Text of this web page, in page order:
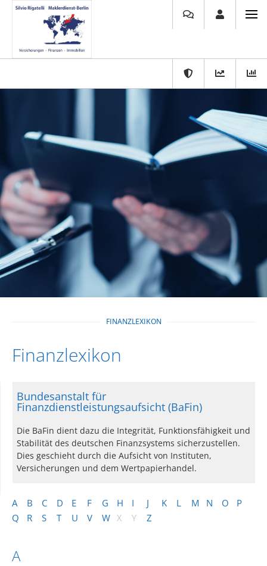
FINANZLEXIKON
Finanzlexikon
A B C D E F G H I J K L M N O
P
Q
R S T U V W X Y Z
A
Bundesanstalt für
Finanzdienstleistungsaufsicht (BaFin)
Die BaFin dient dazu die Integrität, Funktionsfähigkeit und
Stabilität des deutschen Finanzsystems sicherzustellen.
Dies geschieht durch die Aufsicht von Instituten,
Versicherungen und dem Wertpapierhandel.